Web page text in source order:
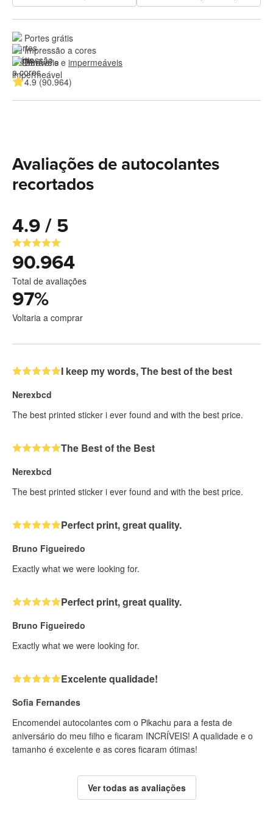
Portes grátis
Impressão a cores
Duráveis e impermeáveis
4.9 (90.964)
Avaliações de autocolantes
recortados
4.9 / 5
90.964
Total de avaliações
97%
Voltaria a comprar
I keep my words, The best of the best
Nerexbcd
The best printed sticker i ever found and with the best price.
The Best of the Best
Nerexbcd
The best printed sticker i ever found and with the best price.
Perfect print, great quality.
Bruno Figueiredo
Exactly what we were looking for.
Perfect print, great quality.
Bruno Figueiredo
Exactly what we were looking for.
Excelente qualidade!
Sofia Fernandes
Encomendei autocolantes com o Pikachu para a festa de
aniversário do meu filho e ficaram INCRÍVEIS! A qualidade e o
tamanho é excelente e as cores ficaram ótimas!
Ver todas as avaliações